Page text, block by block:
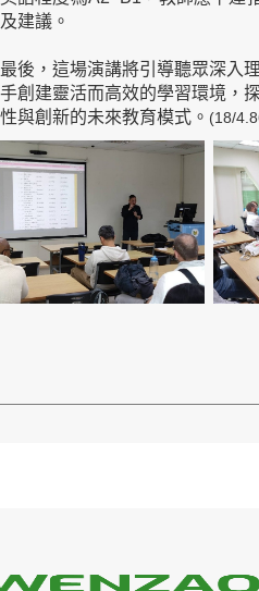
建議。
，這場演講將引導聽眾深入
創建靈活而高效的學習環境，
與創新的未來教育模式。 (18/